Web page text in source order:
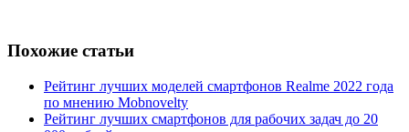
Похожие статьи
Рейтинг лучших моделей смартфонов Realme 2022 года
по мнению Mobnovelty
Рейтинг лучших смартфонов для рабочих задач до 20